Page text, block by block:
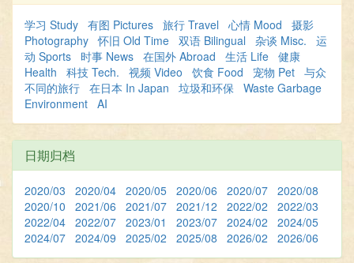
学习 Study 有图 Pictures 旅行 Travel 心情 Mood 摄影
Photography怀旧 Old Time 双语 Bilingual 杂谈 Misc. 运
动 Sports 时事 News 在国外 Abroad 生活 Life 健康
Health 科技 Tech. 视频 Video 饮食 Food 宠物 Pet 与众
不同的旅行 在日本 In Japan 垃圾和环保 Waste Garbage
Environment AI
日期归档
2020/03 2020/04 2020/05 2020/06 2020/07 2020/08
2020/10 2021/06 2021/07 2021/12 2022/02 2022/03
2022/04 2022/07 2023/01 2023/07 2024/02 2024/05
2024/07 2024/09 2025/02 2025/08 2026/02 2026/06